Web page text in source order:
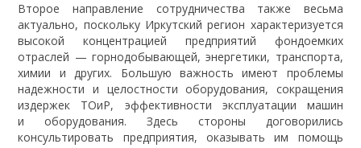
Второе направление сотрудничества также весьма
актуально, поскольку Иркутский регион характеризуется
высокой концентрацией предприятий фондоемких
отраслей — горнодобывающей, энергетики, транспорта,
химии и других. Большую важность имеют проблемы
надежности и целостности оборудования, сокращения
издержек ТОиР, эффективности эксплуатации машин
и оборудования. Здесь стороны договорились
консультировать предприятия, оказывать им помощь